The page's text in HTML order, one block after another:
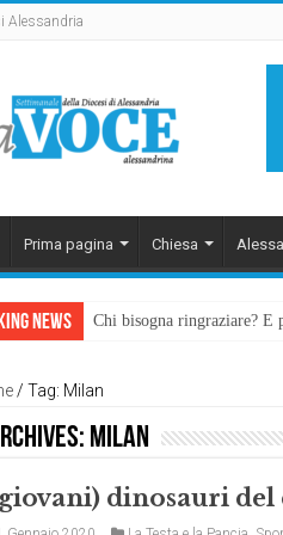
Alessandria
Prima pagina Chiesa
News Chi bisogna ringraziare? E
L’arte di piegarsi senza
/ Tag: Milan
Milan
dinosauri del